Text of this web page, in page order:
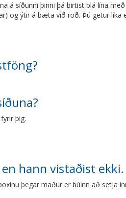
á síðunni þinni þá birtist blá lína
og ýtir á bæta við röð. Þú getur
þig.
hann vistaðist ekki.
þegar maður er búinn að setja